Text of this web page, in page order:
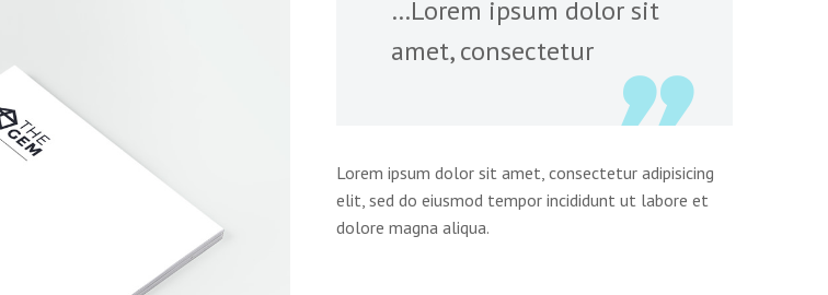
…Lorem ipsum dolor sit
amet, consectetur
Lorem ipsum dolor sit amet, consectetur adipisicing
elit, sed do eiusmod tempor incididunt ut labore et
dolore magna aliqua.